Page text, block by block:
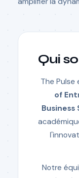
Qui
The
of
Business
Notre